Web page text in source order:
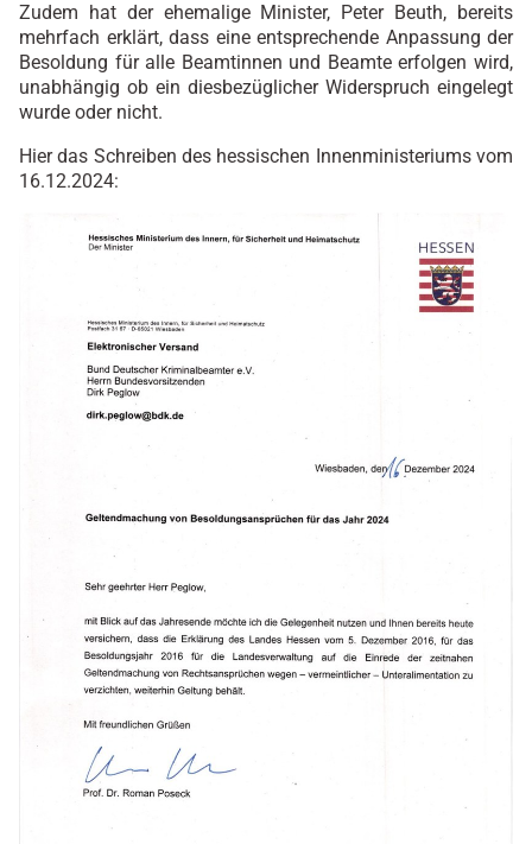
Zudem hat der ehemalige Minister, Peter Beuth, bereits
mehrfach erklärt, dass eine entsprechende Anpassung der
Besoldung für alle Beamtinnen und Beamte erfolgen wird,
unabhängig ob ein diesbezüglicher Widerspruch eingelegt
wurde oder nicht.
Hier das Schreiben des hessischen Innenministeriums vom
16.12.2024: